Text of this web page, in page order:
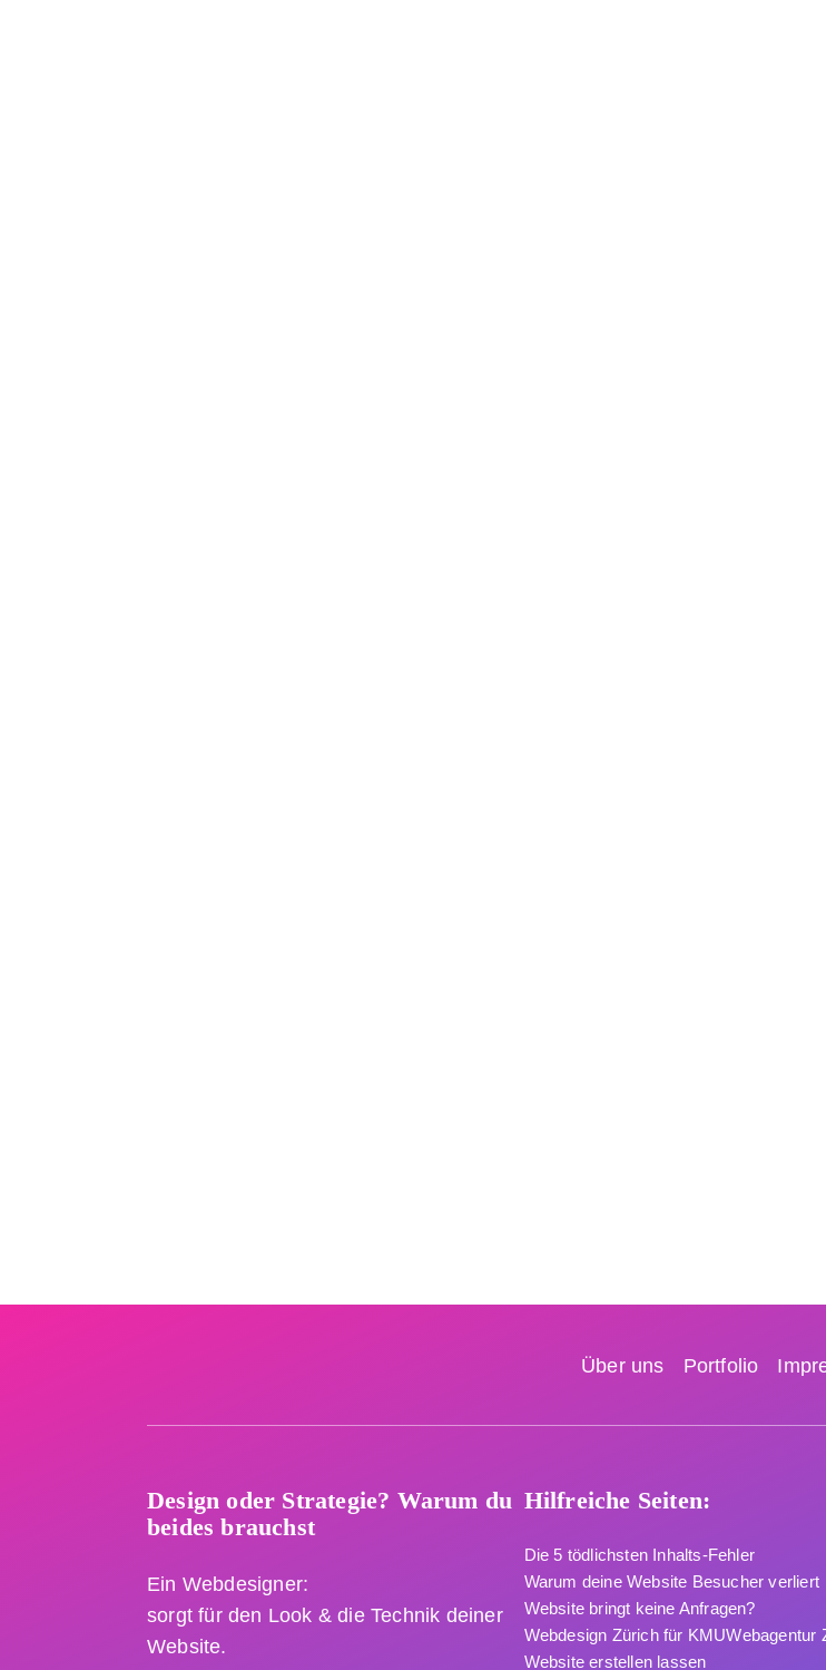
Über uns Portfolio
Design oder Strategie? Warum du
beides brauchst
Ein Webdesigner:
sorgt für den Look & die Technik deiner
Website.
Hilfreiche Seiten:
Die 5 tödlichsten Inhalts-Fehler
Warum deine Website Besucher verliert
Website bringt keine Anfragen?
Webdesign Zürich für KMUWebagentur
Website erstellen lassen